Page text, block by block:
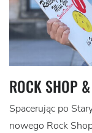
ROCK SHOP
Spacerując po
nowego Rock